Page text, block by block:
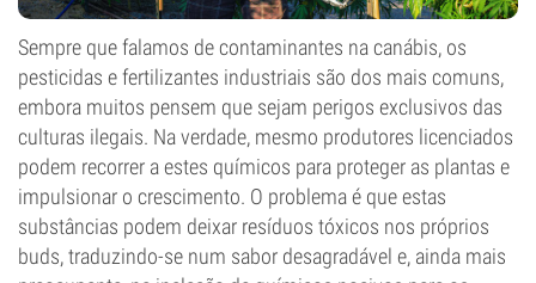
Sempre que falamos de contaminantes na canábis, os
pesticidas e fertilizantes industriais são dos mais comuns,
embora muitos pensem que sejam perigos exclusivos das
culturas ilegais. Na verdade, mesmo produtores licenciados
podem recorrer a estes químicos para proteger as plantas e
impulsionar o crescimento. O problema é que estas
substâncias podem deixar resíduos tóxicos nos próprios
buds, traduzindo-se num sabor desagradável e, ainda mais